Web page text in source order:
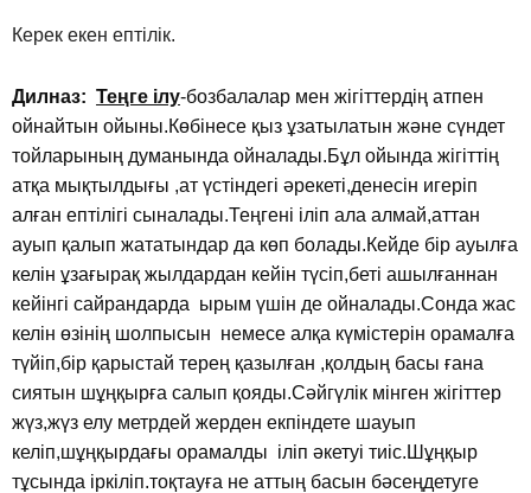
Керек екен ептілік.
Дилназ: Теңге ілу-бозбалалар мен жігіттердің атпен
ойнайтын ойыны.Көбінесе қыз ұзатылатын және сүндет
тойларының думанында ойналады.Бұл ойында жігіттің
атқа мықтылдығы ,ат үстіндегі әрекеті,денесін игеріп
алған ептілігі сыналады.Теңгені іліп ала алмай,аттан
ауып қалып жататындар да көп болады.Кейде бір ауылға
келін ұзағырақ жылдардан кейін түсіп,беті ашылғаннан
кейінгі сайрандарда ырым үшін де ойналады.Сонда жас
келін өзінің шолпысын немесе алқа күмістерін орамалға
түйіп,бір қарыстай терең қазылған ,қолдың басы ғана
сиятын шұңқырға салып қояды.Сәйгүлік мінген жігіттер
жүз,жүз елу метрдей жерден екпіндете шауып
келіп,шұңқырдағы орамалды іліп әкетуі тиіс.Шұңқыр
тұсында іркіліп.тоқтауға не аттың басын бәсеңдетуге